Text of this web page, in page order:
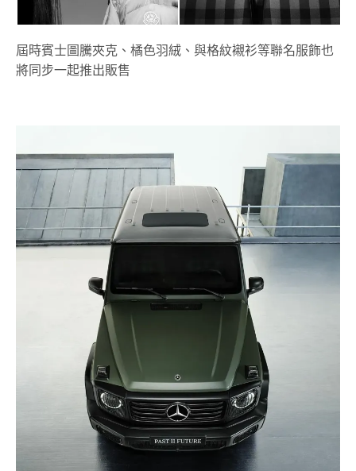
屆時賓士圖騰夾克、橘色羽絨、與格紋襯衫等聯名服飾也
將同步一起推出販售